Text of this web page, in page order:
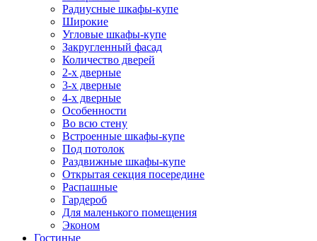
Радиусные шкафы-купе
Широкие
Угловые шкафы-купе
Закругленный фасад
Количество дверей
2-х дверные
3-х дверные
4-х дверные
Особенности
Во всю стену
Встроенные шкафы-купе
Под потолок
Раздвижные шкафы-купе
Открытая секция посередине
Распашные
Гардероб
Для маленького помещения
Эконом
Гостиные